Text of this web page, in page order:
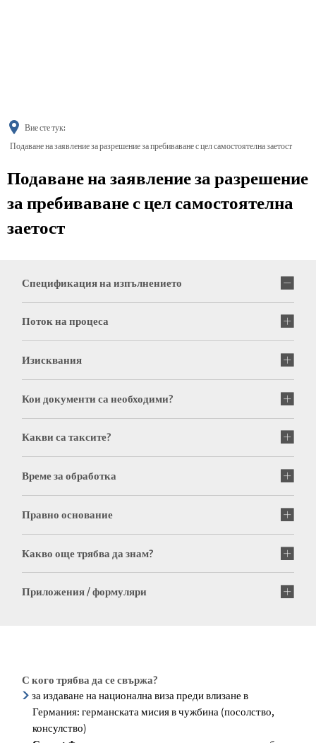
Вие сте тук:
Подаване на заявление за разрешение за пребиваване с цел самостоятелна заетост
Подаване на заявление за разрешение
за пребиваване с цел самостоятелна
заетост
Спецификация на изпълнението
Поток на процеса
Изисквания
Кои документи са необходими?
Какви са таксите?
Време за обработка
Правно основание
Какво още трябва да знам?
Приложения / формуляри
С кого трябва да се свържа?
за издаване на национална виза преди влизане в
Германия: германската мисия в чужбина (посолство,
консулство)